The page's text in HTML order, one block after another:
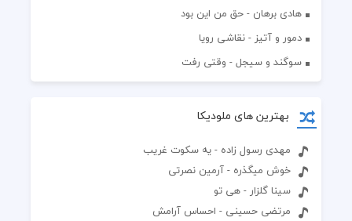
هادی برهان - حق من این بود
دمور و آتیز - نقاشی رویا
سوگند و سیجل - وقتی رفت
بهترین های ملودیکا
مهدی رسول زاده - یه سکوت غریب
خوش میگذره - آرمین نصرتی
سینا گلزار - هی تو
مرتضی حسینی - احساس آرامش